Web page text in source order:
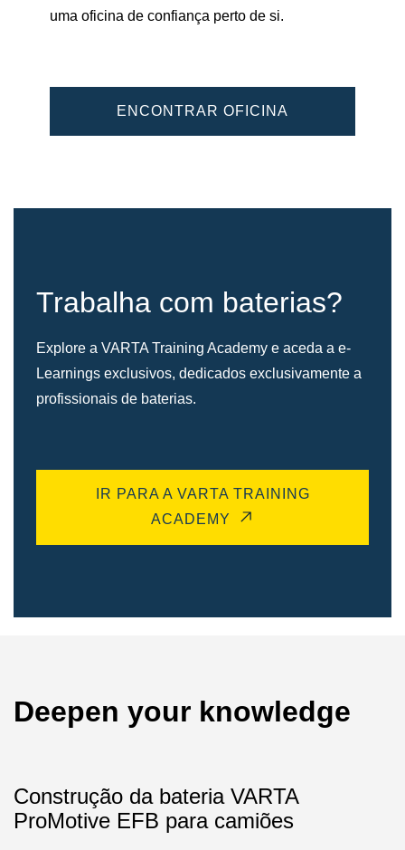
uma oficina de confiança perto de si.
ENCONTRAR OFICINA
Trabalha com baterias?
Explore a VARTA Training Academy e aceda a e-
Learnings exclusivos, dedicados exclusivamente a
profissionais de baterias.
IR PARA A VARTA TRAINING
ACADEMY
Deepen your knowledge
Construção da bateria VARTA
ProMotive EFB para camiões